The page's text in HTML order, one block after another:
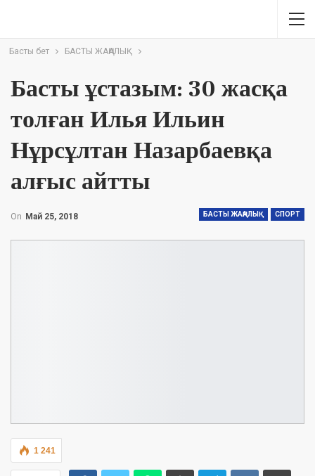
Басты бет БАСТЫ ЖАҢАЛЫҚ
Басты ұстазым: 30 жасқа
толған Илья Ильин
Нұрсұлтан Назарбаевқа
алғыс айтты
БАСТЫ ЖАҢАЛЫҚ СПОРТ
On Май 25, 2018
1 241